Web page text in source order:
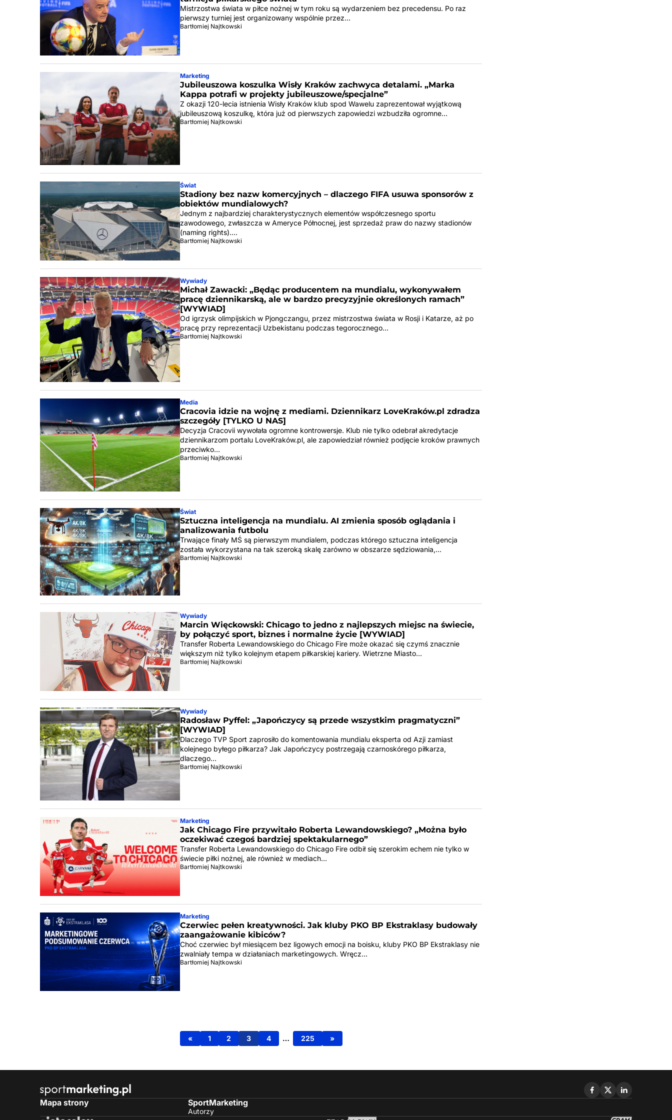
Mistrzostwa świata w piłce nożnej w tym roku są wydarzeniem bez precedensu. Po raz
pierwszy turniej jest organizowany wspólnie przez…
Bartłomiej Najtkowski
Marketing
Jubileuszowa koszulka Wisły Kraków zachwyca detalami. „Marka
Kappa potrafi w projekty jubileuszowe/specjalne”
Z okazji 120-lecia istnienia Wisły Kraków klub spod Wawelu zaprezentował wyjątkową
jubileuszową koszulkę, która już od pierwszych zapowiedzi wzbudziła ogromne…
Bartłomiej Najtkowski
Świat
Stadiony bez nazw komercyjnych – dlaczego FIFA usuwa sponsorów z
obiektów mundialowych?
Jednym z najbardziej charakterystycznych elementów współczesnego sportu
zawodowego, zwłaszcza w Ameryce Północnej, jest sprzedaż praw do nazwy stadionów
(naming rights).…
Bartłomiej Najtkowski
Wywiady
Michał Zawacki: „Będąc producentem na mundialu, wykonywałem
pracę dziennikarską, ale w bardzo precyzyjnie określonych ramach”
[WYWIAD]
Od igrzysk olimpijskich w Pjongczangu, przez mistrzostwa świata w Rosji i Katarze, aż po
pracę przy reprezentacji Uzbekistanu podczas tegorocznego…
Bartłomiej Najtkowski
Media
Cracovia idzie na wojnę z mediami. Dziennikarz LoveKraków.pl zdradza
szczegóły [TYLKO U NAS]
Decyzja Cracovii wywołała ogromne kontrowersje. Klub nie tylko odebrał akredytacje
dziennikarzom portalu LoveKraków.pl, ale zapowiedział również podjęcie kroków prawnych
przeciwko…
Bartłomiej Najtkowski
Świat
Sztuczna inteligencja na mundialu. AI zmienia sposób oglądania i
analizowania futbolu
Trwające finały MŚ są pierwszym mundialem, podczas którego sztuczna inteligencja
została wykorzystana na tak szeroką skalę zarówno w obszarze sędziowania,…
Bartłomiej Najtkowski
Wywiady
Marcin Więckowski: Chicago to jedno z najlepszych miejsc na świecie,
by połączyć sport, biznes i normalne życie [WYWIAD]
Transfer Roberta Lewandowskiego do Chicago Fire może okazać się czymś znacznie
większym niż tylko kolejnym etapem piłkarskiej kariery. Wietrzne Miasto…
Bartłomiej Najtkowski
Wywiady
Radosław Pyffel: „Japończycy są przede wszystkim pragmatyczni”
[WYWIAD]
Dlaczego TVP Sport zaprosiło do komentowania mundialu eksperta od Azji zamiast
kolejnego byłego piłkarza? Jak Japończycy postrzegają czarnoskórego piłkarza,
dlaczego…
Bartłomiej Najtkowski
Marketing
Jak Chicago Fire przywitało Roberta Lewandowskiego? „Można było
oczekiwać czegoś bardziej spektakularnego”
Transfer Roberta Lewandowskiego do Chicago Fire odbił się szerokim echem nie tylko w
świecie piłki nożnej, ale również w mediach…
Bartłomiej Najtkowski
Marketing
Czerwiec pełen kreatywności. Jak kluby PKO BP Ekstraklasy budowały
zaangażowanie kibiców?
Choć czerwiec był miesiącem bez ligowych emocji na boisku, kluby PKO BP Ekstraklasy nie
zwalniały tempa w działaniach marketingowych. Wręcz…
Bartłomiej Najtkowski
« 1 2 3 4 … 225 »
Mapa strony SportMarketing
Autorzy